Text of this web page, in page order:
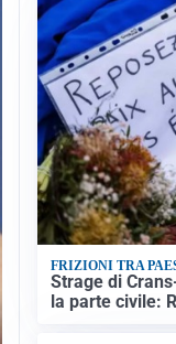
FRIZIONI TRA
Strage di
la parte civile: